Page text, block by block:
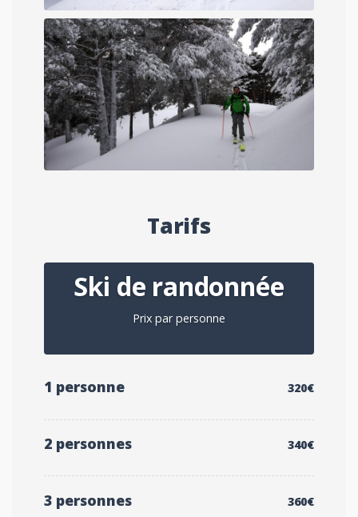
Tarifs
Ski de randonnée
Prix par personne
1 personne 320€
2 personnes 340€
3 personnes 360€